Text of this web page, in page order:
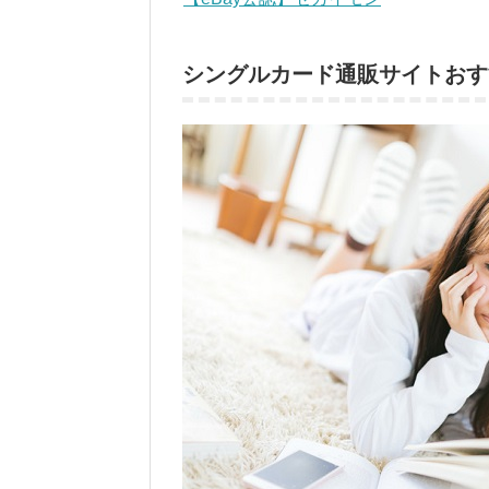
シングルカード通販サイトお